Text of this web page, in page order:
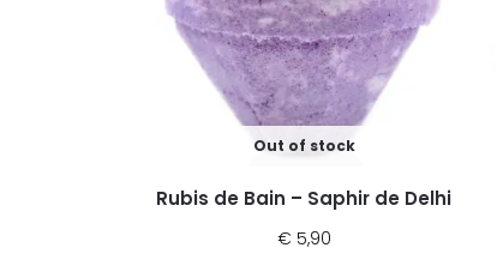
Out of stock
Rubis de Bain – Saphir de Delhi
€ 5,90